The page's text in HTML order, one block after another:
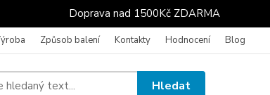
Doprava nad 1500Kč ZDARMA
Způsob balení Kontakty Hodnocení Blog
Hledat